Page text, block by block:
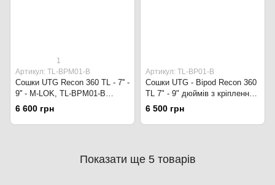
1
Артикул: TL-BPM01-B
Сошки UTG Recon 360 TL - 7'' -
9'' - M-LOK, TL-BPM01-B
Чорний
6 600 грн
Артикул: TL-BP01-B
Сошки UTG - Bipod Recon 360
TL 7" - 9" дюймів з кріпленням
на планку на Пікатінні Чорний
6 500 грн
Показати ще 5 товарів